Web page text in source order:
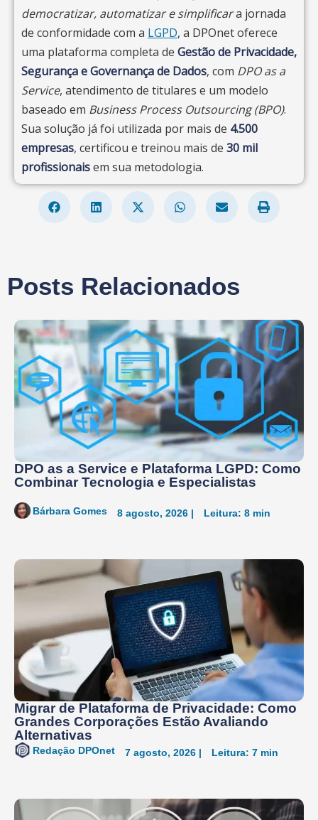
democratizar, automatizar e simplificara jornada
de conformidade com a LGPD, a DPOnet oferece
uma plataforma completa de Gestão de Privacidade,
Segurança e Governança de Dados, com DPO as a
Service, atendimento de titulares e um modelo
baseado em Business Process Outsourcing (BPO).
Sua solução já foi utilizada por mais de 4.500
empresas, certificou e treinou mais de 30 mil
profissionaisem sua metodologia.
Posts Relacionados
DPO as a Service e Plataforma LGPD: Como
Combinar Tecnologia e Especialistas
Bárbara Gomes 8 agosto, 2026 | Leitura: 8 min
Migrar de Plataforma de Privacidade: Como
Grandes Corporações Estão Avaliando
Alternativas
Redação DPOnet 7 agosto, 2026 | Leitura: 7 min